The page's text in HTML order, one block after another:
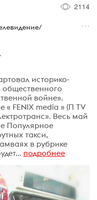
2114
историко-
общественного
войне».
« FENIX media » (П TV
Весь май
Популярное
такси,
в рубрике
подробнее